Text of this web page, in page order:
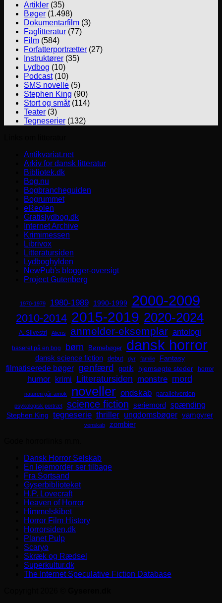
Artikler (35)
Bøger (1.498)
Dokumentarfilm (3)
Faglitteratur (77)
Film (584)
Forfatterportrætter (27)
Instruktører (35)
Lydbog (10)
Podcast(10)
SMS novelle (5)
Stephen King (90)
Stort og småt(114)
Teater (3)
Tegneserier (132)
Antikvariat.net
Arkiv for dansk litteratur
Bibliotek.dk
Bog.nu
Bogbrancheguiden
Bogrummet
eReolen
Gratislydbog.dk
Internet Archive
Krimimessen
Librivox
Litteratursiden
Lydboghylden
NewPub's blogger-oversigt
Project Gutenberg
1970-1979 1980-1989 1990-1999 2000-2009
2010-2014 2015-2019 2020-2024
A. Silvestri Aliens anmelder-eksemplar antologi
baseret på en bog børn Børnebøger dansk horror
dansk science fiction debut dyr familie Fantasy
filmatiserede bøger genfærd gotik hjemsøgte steder horror
humor krimi Litteratursiden monstre mord
naturen går amok noveller ondskab parallelverden
psykologisk portræt science fiction seriemord spænding
Stephen King tegneserie thriller ungdomsbøger vampyrer
venskab
zombier
Dansk Horror Selskab
En lejemorder ser tilbage
Fra Sortsand
Gyserbiblioteket
H.P. Lovecraft
Heaven of Horror
Himmelskibet
Horror Film History
Horrorsiden.dk
Planet Pulp
Scaryo
Skræk og Rædsel
Superkultur.dk
The Internet Speculative Fiction Database